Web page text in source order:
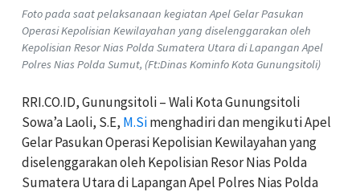
Foto pada saat pelaksanaan kegiatan Apel Gelar Pasukan
Operasi Kepolisian Kewilayahan yang diselenggarakan oleh
Kepolisian Resor Nias Polda Sumatera Utara di Lapangan Apel
Polres Nias Polda Sumut, (Ft:Dinas Kominfo Kota Gunungsitoli)
RRI.CO.ID, Gunungsitoli – Wali Kota Gunungsitoli
Sowa’a Laoli, S.E, M.Simenghadiri dan mengikuti Apel
Gelar Pasukan Operasi Kepolisian Kewilayahan yang
diselenggarakan oleh Kepolisian Resor Nias Polda
Sumatera Utara di Lapangan Apel Polres Nias Polda